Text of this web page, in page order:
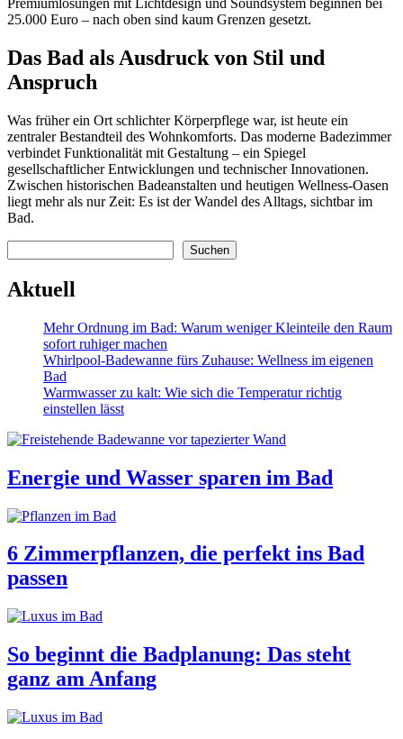
Premiumlösungen mit Lichtdesign und Soundsystem beginnen bei
25.000 Euro – nach oben sind kaum Grenzen gesetzt.
Das Bad als Ausdruck von Stil und
Anspruch
Was früher ein Ort schlichter Körperpflege war, ist heute ein
zentraler Bestandteil des Wohnkomforts. Das moderne Badezimmer
verbindet Funktionalität mit Gestaltung – ein Spiegel
gesellschaftlicher Entwicklungen und technischer Innovationen.
Zwischen historischen Badeanstalten und heutigen Wellness-Oasen
liegt mehr als nur Zeit: Es ist der Wandel des Alltags, sichtbar im
Bad.
Suchen
Aktuell
Mehr Ordnung im Bad: Warum weniger Kleinteile den Raum
sofort ruhiger machen
Whirlpool-Badewanne fürs Zuhause: Wellness im eigenen
Bad
Warmwasser zu kalt: Wie sich die Temperatur richtig
einstellen lässt
Energie und Wasser sparen im Bad
6 Zimmerpflanzen, die perfekt ins Bad
passen
So beginnt die Badplanung: Das steht
ganz am Anfang